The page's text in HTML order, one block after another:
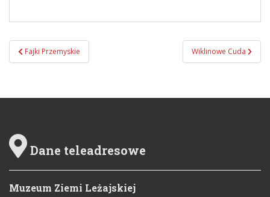
Zobacz wpisy
Fajki Przemyskie Wiklinowe Cuda
Dane teleadresowe
Muzeum Ziemi Leżajskiej